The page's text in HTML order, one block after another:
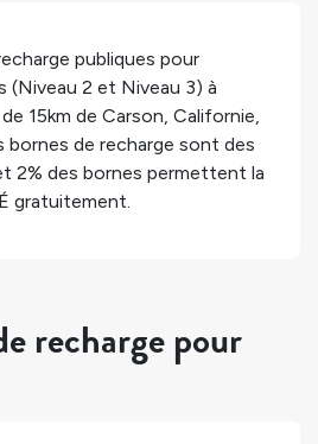
publiques pour
(Niveau 2 et Niveau 3) à
15km de Carson, Californie,
bornes de recharge sont des
2% des bornes permettent la
gratuitement.
recharge pour